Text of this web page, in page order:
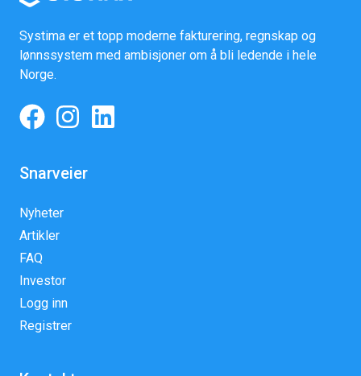
Systima er et topp moderne fakturering, regnskap og
lønnssystem med ambisjoner om å bli ledende i hele
Norge.
Snarveier
Nyheter
Artikler
FAQ
Investor
Logg inn
Registrer